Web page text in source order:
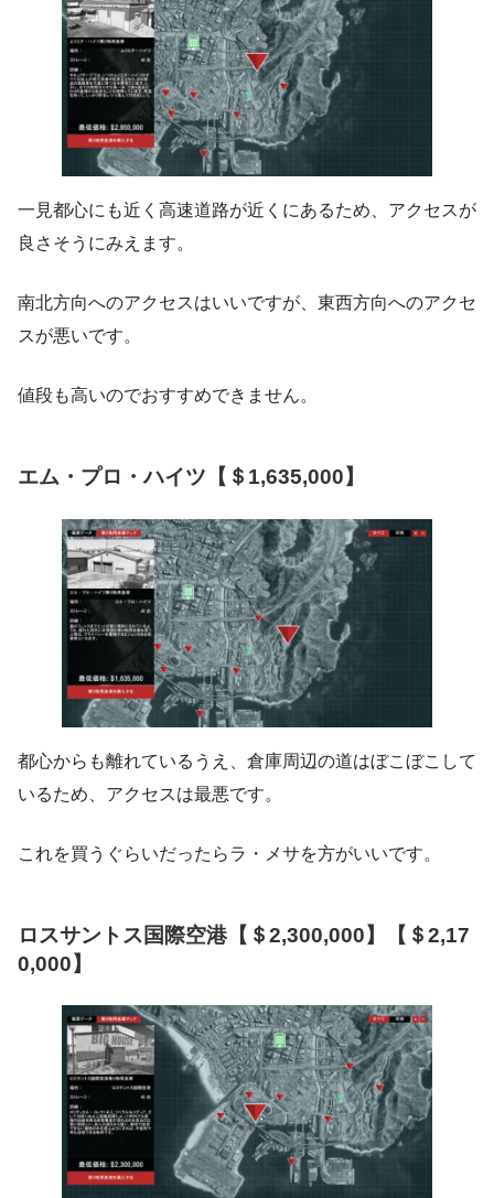
一見都心にも近く高速道路が近くにあるため、アクセスが
良さそうにみえます。
南北方向へのアクセスはいいですが、東西方向へのアクセ
スが悪いです。
値段も高いのでおすすめできません。
エム・プロ・ハイツ【＄1,635,000】
都心からも離れているうえ、倉庫周辺の道はぼこぼこして
いるため、アクセスは最悪です。
これを買うぐらいだったらラ・メサを方がいいです。
ロスサントス国際空港【＄2,300,000】【＄2,17
0,000】